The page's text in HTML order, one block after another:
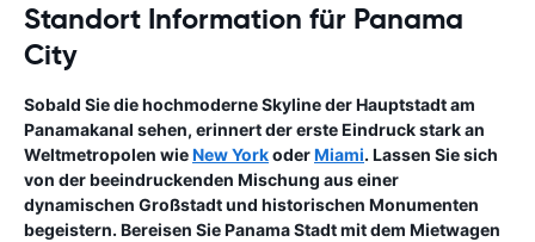
Standort Information für Panama
City
Sobald Sie die hochmoderne Skyline der Hauptstadt am
Panamakanal sehen, erinnert der erste Eindruck stark an
Weltmetropolen wieNew YorkoderMiami. Lassen Sie sich
von der beeindruckenden Mischung aus einer
dynamischen Großstadt und historischen Monumenten
begeistern. Bereisen Sie Panama Stadt mit dem Mietwagen